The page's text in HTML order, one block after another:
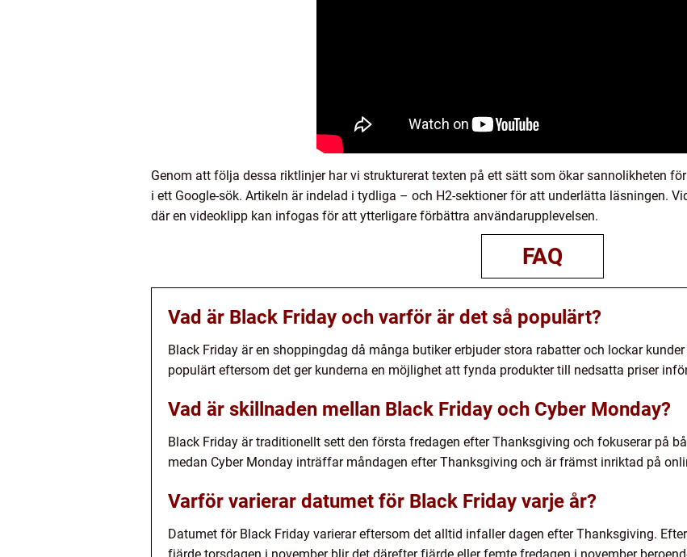
Genom att följa dessa riktlinjer har vi strukturerat texten på ett sätt som ökar sannolikheten
i ett Google-sök. Artikeln är indelad i tydliga – och H2-sektioner för att underlätta läsningen.
där en videoklipp kan infogas för att ytterligare förbättra användarupplevelsen.
FAQ
Vad är Black Friday och varför är det så populärt?
Black Friday är en shoppingdag då många butiker erbjuder stora rabatter och lockar
populärt eftersom det ger kunderna en möjlighet att fynda produkter till nedsatta priser
Vad är skillnaden mellan Black Friday och Cyber Monday?
Black Friday är traditionellt sett den första fredagen efter Thanksgiving och fokuserar på
medan Cyber Monday inträffar måndagen efter Thanksgiving och är främst inriktad på
Varför varierar datumet för Black Friday varje år?
Datumet för Black Friday varierar eftersom det alltid infaller dagen efter Thanksgiving.